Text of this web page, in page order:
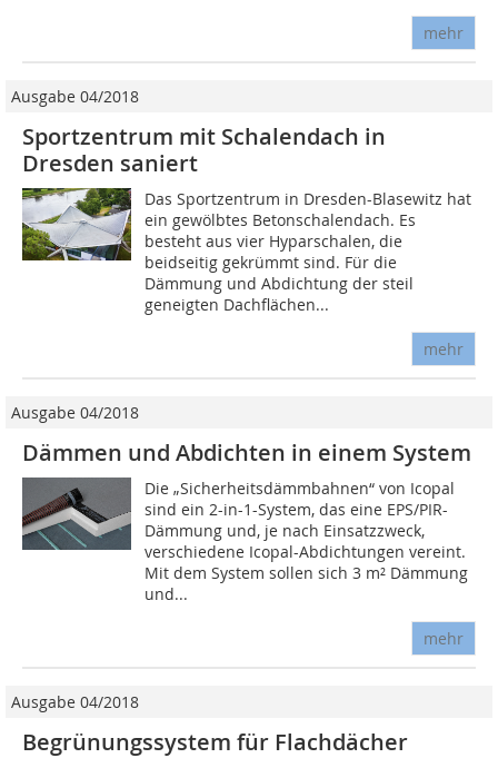
mehr
Ausgabe 04/2018
Sportzentrum mit Schalendach in
Dresden saniert
Das Sportzentrum in Dresden-Blasewitz hat
ein gewölbtes Betonschalendach. Es
besteht aus vier Hyparschalen, die
beidseitig gekrümmt sind. Für die
Dämmung und Abdichtung der steil
geneigten Dachflächen...
mehr
Ausgabe 04/2018
Dämmen und Abdichten in einem System
Die „Sicherheitsdämmbahnen“ von Icopal
sind ein 2-in-1-System, das eine EPS/PIR-
Dämmung und, je nach Einsatzzweck,
verschiedene Icopal-Abdichtungen vereint.
Mit dem System sollen sich 3 m² Dämmung
und...
mehr
Ausgabe 04/2018
Begrünungssystem für Flachdächer